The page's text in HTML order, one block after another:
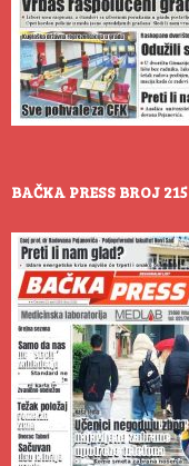
BAČKA PRESS BROJ 215